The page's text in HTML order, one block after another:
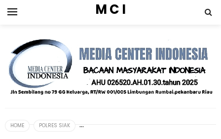
M C I
HOME POLRES SIAK